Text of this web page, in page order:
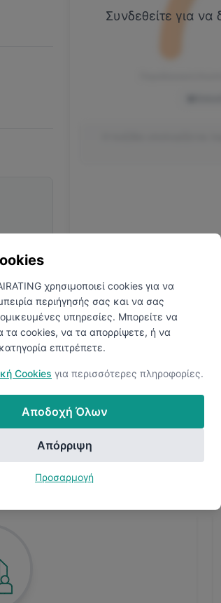
Συνδεθείτε για να
τα
Συνδεθείτε ή
Περισσότερες Εταιρείες
χρησιμοποιεί cookies για να
περιήγησής σας και να σας
υπηρεσίες. Μπορείτε να
τα cookies, να τα απορρίψετε, ή να
επιτρέπετε.
Cookies για περισσότερες πληροφορίες.
Αποδοχή Όλων
Απόρριψη
Προσαρμογή